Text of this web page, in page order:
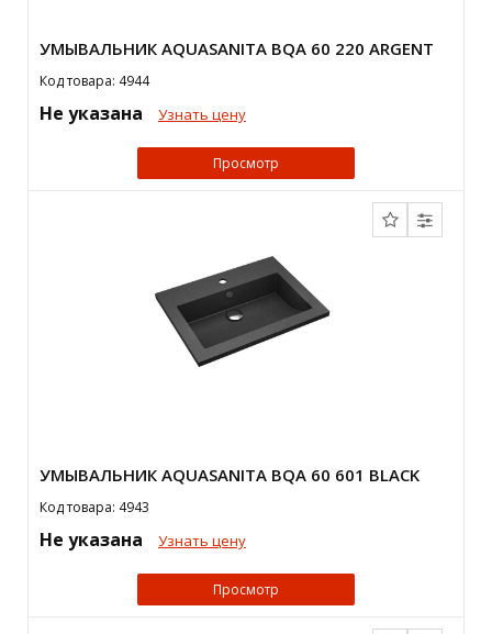
УМЫВАЛЬНИК AQUASANITA BQA 60 220 ARGENT
Код товара: 4944
Не указана Узнать цену
Просмотр
УМЫВАЛЬНИК AQUASANITA BQA 60 601 BLACK
Код товара: 4943
Не указана Узнать цену
Просмотр